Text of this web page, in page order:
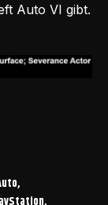
Auto VI gibt.